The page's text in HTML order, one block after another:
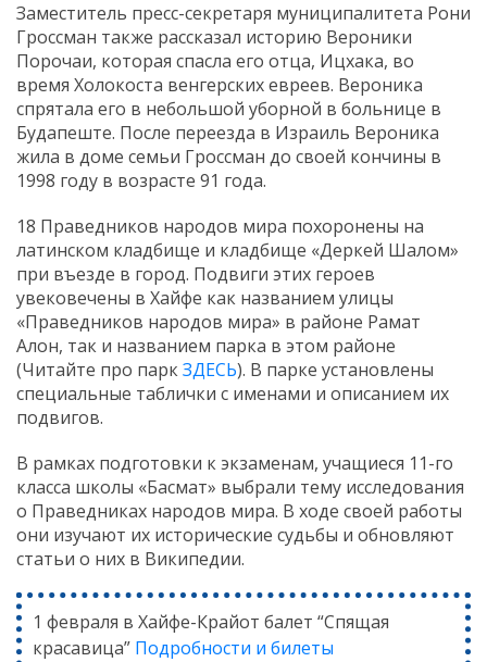
Заместитель пресс-секретаря муниципалитета Рони
Гроссман также рассказал историю Вероники
Порочаи, которая спасла его отца, Ицхака, во
время Холокоста венгерских евреев. Вероника
спрятала его в небольшой уборной в больнице в
Будапеште. После переезда в Израиль Вероника
жила в доме семьи Гроссман до своей кончины в
1998 году в возрасте 91 года.
18 Праведников народов мира похоронены на
латинском кладбище и кладбище «Деркей Шалом»
при въезде в город. Подвиги этих героев
увековечены в Хайфе как названием улицы
«Праведников народов мира» в районе Рамат
Алон, так и названием парка в этом районе
(Читайте про паркЗДЕСЬ). В парке установлены
специальные таблички с именами и описанием их
подвигов.
В рамках подготовки к экзаменам, учащиеся 11-го
класса школы «Басмат» выбрали тему исследования
о Праведниках народов мира. В ходе своей работы
они изучают их исторические судьбы и обновляют
статьи о них в Википедии.
1 февраля в Хайфе-Крайот балет “Спящая
красавица” Подробности и билеты